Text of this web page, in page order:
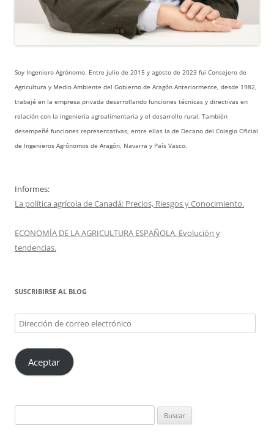
Soy Ingeniero Agrónomo. Entre julio de 2015 y agosto de 2023 fui Consejero de
Agricultura y Medio Ambiente del Gobierno de Aragón Anteriormente, desde 1982,
trabajé en la empresa privada desarrollando funciones técnicas y directivas en
relación con la ingeniería agroalimentaria y el desarrollo rural. También
desempeñé funciones representativas, entre ellas la de Decano del Colegio Oficial
de Ingenieros Agrónomos de Aragón, Navarra y País Vasco.
Informes:
La política agrícola de Canadá: Precios, Riesgos y Conocimiento.
ECONOMÍA DE LA AGRICULTURA ESPAÑOLA. Evolución y
tendencias.
SUSCRIBIRSE AL BLOG
Dirección
de
correo
electrónico
Aceptar